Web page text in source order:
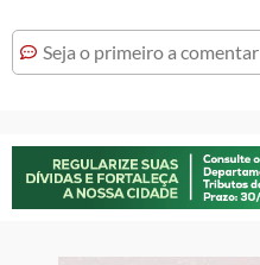
Seja o primeiro a comentar